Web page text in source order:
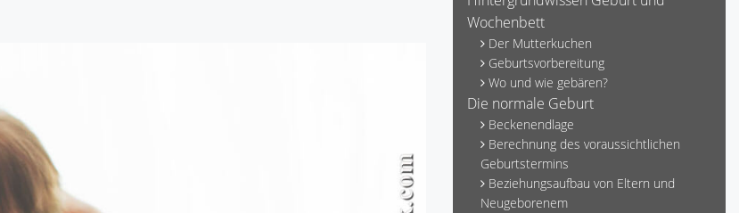
Wochenbett
Der Mutterkuchen
Geburtsvorbereitung
Wo und wie gebären?
Die normale Geburt
Beckenendlage
Berechnung des voraussichtlichen
Geburtstermins
Beziehungsaufbau von Eltern und
Neugeborenem